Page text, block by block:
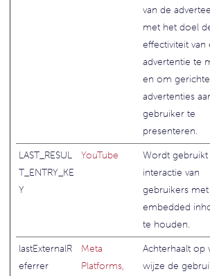
van de
met het doel
effectiviteit van
advertentie te
en om gerichte
advertenties
gebruiker te
presenteren.
LAST_RESUL
T_ENTRY_KE
Y
YouTube
Wordt
interactie van
gebruikers met
embedded
te houden.
lastExternalR
eferrer
Meta
Platforms,
Achterhaalt op
wijze de